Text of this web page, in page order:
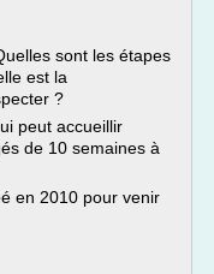
sont les étapes
est la
?
peut accueillir
de 10 semaines à
en 2010 pour venir